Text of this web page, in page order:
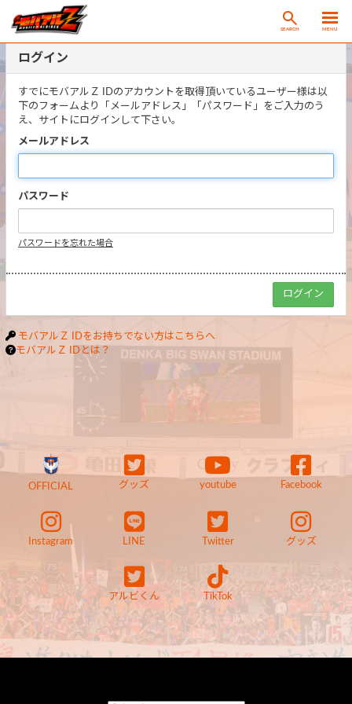
SEARCH MENU
ログイン
すでにモバアルＺ IDのアカウントを取得頂いているユーザー様は以
下のフォームより「メールアドレス」「パスワード」をご入力のう
え、サイトにログインして下さい。
メールアドレス
パスワード
パスワードを忘れた場合
モバアルＺ IDをお持ちでない方はこちらへ
モバアルＺ IDとは？
OFFICIAL グッズ youtube Facebook
Instagram LINE Twitter グッズ
アルビくん TikTok